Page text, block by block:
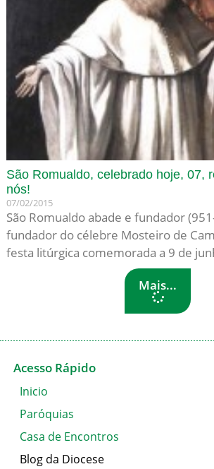
São Romualdo, celebrado hoje, 07,
nós!
07/02/2015
São Romualdo abade e fundador
fundador do célebre Mosteiro de
festa litúrgica comemorada a 9 de
Mais...
Acesso Rápido
Inicio
Paróquias
Casa de Encontros
Blog da Diocese